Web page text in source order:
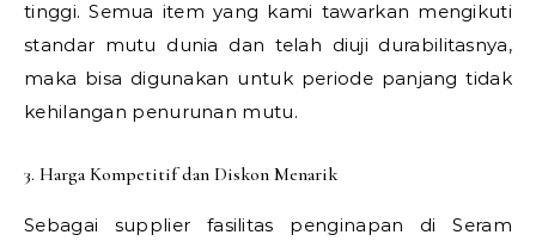
tinggi. Semua item yang kami tawarkan mengikuti
standar mutu dunia dan telah diuji durabilitasnya,
maka bisa digunakan untuk periode panjang tidak
kehilangan penurunan mutu.
3. Harga Kompetitif dan Diskon Menarik
Sebagai supplier fasilitas penginapan di Seram